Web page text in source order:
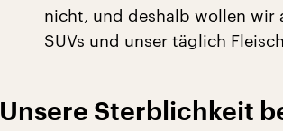
nicht, und deshalb wollen wir
SUVs und unser täglich
Unsere Sterblichkeit